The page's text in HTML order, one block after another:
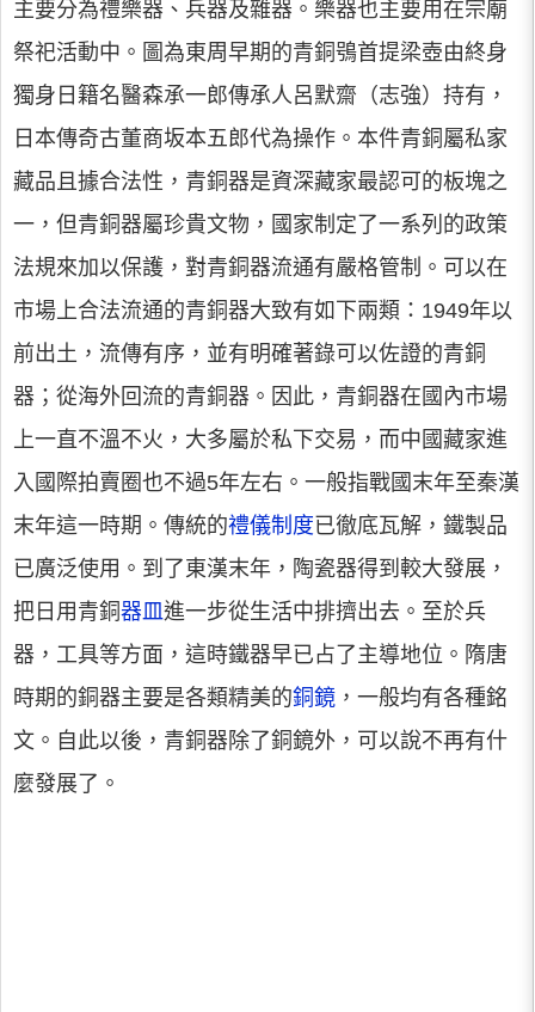
主要分為禮樂器、兵器及雜器。樂器也主要用在宗廟
祭祀活動中。圖為東周早期的青銅鴞首提梁壺由終身
獨身日籍名醫森承一郎傳承人呂默齋（志強）持有，
日本傳奇古董商坂本五郎代為操作。本件青銅屬私家
藏品且據合法性，青銅器是資深藏家最認可的板塊之
一，但青銅器屬珍貴文物，國家制定了一系列的政策
法規來加以保護，對青銅器流通有嚴格管制。可以在
市場上合法流通的青銅器大致有如下兩類：1949年以
前出土，流傳有序，並有明確著錄可以佐證的青銅
器；從海外回流的青銅器。因此，青銅器在國內市場
上一直不溫不火，大多屬於私下交易，而中國藏家進
入國際拍賣圈也不過5年左右。一般指戰國末年至秦漢
末年這一時期。傳統的禮儀制度已徹底瓦解，鐵製品
已廣泛使用。到了東漢末年，陶瓷器得到較大發展，
把日用青銅器皿進一步從生活中排擠出去。至於兵
器，工具等方面，這時鐵器早已占了主導地位。隋唐
時期的銅器主要是各類精美的銅鏡 ，一般均有各種銘
文。自此以後，青銅器除了銅鏡外，可以說不再有什
麼發展了。